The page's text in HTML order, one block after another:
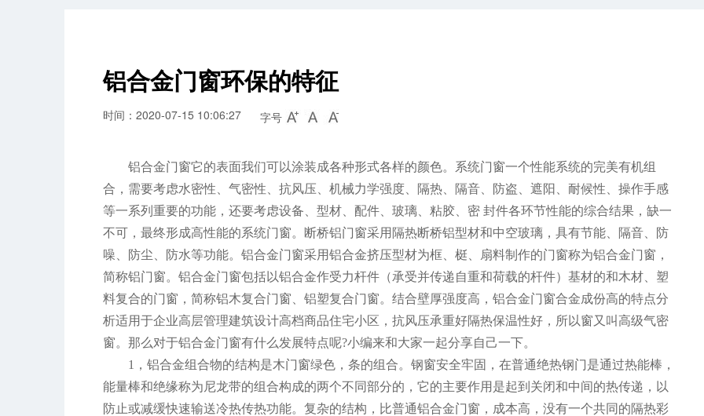
铝合金门窗环保的特征
时间：2020-07-15 10:06:27 字号
铝合金门窗它的表面我们可以涂装成各种形式各样的颜色。系统门窗一个性能系统的完美有机组
合，需要考虑水密性、气密性、抗风压、机械力学强度、隔热、隔音、防盗、遮阳、耐候性、操作手感
等一系列重要的功能，还要考虑设备、型材、配件、玻璃、粘胶、密 封件各环节性能的综合结果，缺一
不可，最终形成高性能的系统门窗。断桥铝门窗采用隔热断桥铝型材和中空玻璃，具有节能、隔音、防
噪、防尘、防水等功能。铝合金门窗采用铝合金挤压型材为框、梃、扇料制作的门窗称为铝合金门窗，
简称铝门窗。铝合金门窗包括以铝合金作受力杆件（承受并传递自重和荷载的杆件）基材的和木材、塑
料复合的门窗，简称铝木复合门窗、铝塑复合门窗。结合壁厚强度高，铝合金门窗合金成份高的特点分
析适用于企业高层管理建筑设计高档商品住宅小区，抗风压承重好隔热保温性好，所以窗又叫高级气密
窗。那么对于铝合金门窗有什么发展特点呢?小编来和大家一起分享自己一下。
1，铝合金组合物的结构是木门窗绿色，条的组合。钢窗安全牢固，在普通绝热钢门是通过热能棒，
能量棒和绝缘称为尼龙带的组合构成的两个不同部分的，它的主要作用是起到关闭和中间的热传递，以
防止或减缓快速输送冷热传热功能。复杂的结构，比普通铝合金门窗，成本高，没有一个共同的隔热彩